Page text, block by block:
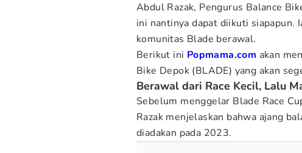
Abdul Razak, Pengurus Balance
ini nantinya dapat diikuti siapapun.
komunitas Blade berawal.
Berikut ini Popmama.com akan
Bike Depok (BLADE) yang akan
Berawal dari Race Kecil, Lalu
Sebelum menggelar Blade Race
Razak menjelaskan bahwa ajang
diadakan pada 2023.